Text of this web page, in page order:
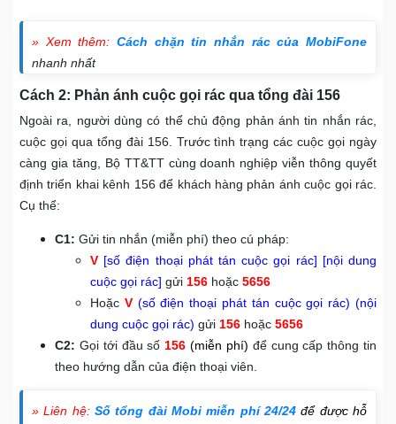
» Xem thêm: Cách chặn tin nhắn rác của MobiFone
nhanh nhất
Cách 2: Phản ánh cuộc gọi rác qua tổng đài 156
Ngoài ra, người dùng có thể chủ động phản ánh tin nhắn rác,
cuộc gọi qua tổng đài 156. Trước tình trạng các cuộc gọi ngày
càng gia tăng, Bộ TT&TT cùng doanh nghiệp viễn thông quyết
định triển khai kênh 156 để khách hàng phản ánh cuộc gọi rác.
Cụ thể:
C1: Gửi tin nhắn (miễn phí) theo cú pháp:
V [số điện thoại phát tán cuộc gọi rác] [nội dung
cuộc gọi rác] gửi 156 hoặc 5656
Hoặc V (số điện thoại phát tán cuộc gọi rác) (nội
dung cuộc gọi rác) gửi 156 hoặc 5656
C2: Gọi tới đầu số156 (miễn phí) để cung cấp thông tin
theo hướng dẫn của điện thoại viên.
» Liên hệ: Số tổng đài Mobi miễn phí 24/24 để được hỗ